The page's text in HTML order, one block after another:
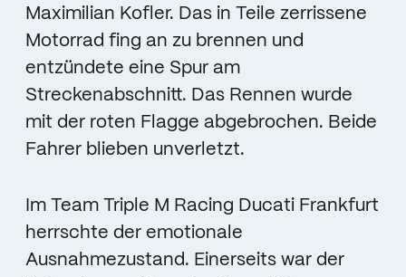
Maximilian Kofler. Das in Teile zerrissene
Motorrad fing an zu brennen und
entzündete eine Spur am
Streckenabschnitt. Das Rennen wurde
mit der roten Flagge abgebrochen. Beide
Fahrer blieben unverletzt.
Im Team Triple M Racing Ducati Frankfurt
herrschte der emotionale
Ausnahmezustand. Einerseits war der